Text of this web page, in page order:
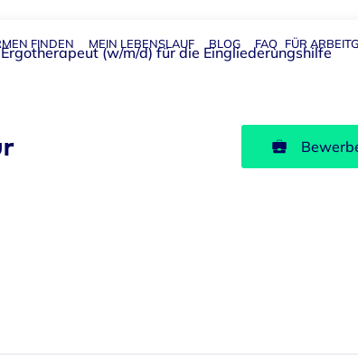
Haupt-Navigation
FINDEN MEIN LEBENSLAUF BLOG FAQ FÜR
(w/m/d) für die Eingliederungshilfe